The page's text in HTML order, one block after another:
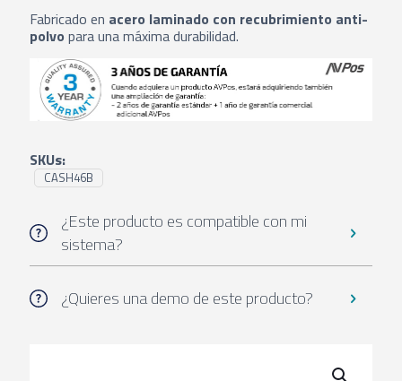
Fabricado en acero laminado con recubrimiento anti-
polvo para una máxima durabilidad.
SKUs:
CASH46B
¿Este producto es compatible con mi
sistema?
¿Quieres una demo de este producto?